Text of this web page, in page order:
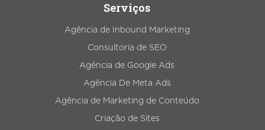
Serviços
Agência de Inbound Marketing
Consultoria de SEO
Agência de Google Ads
Agência De Meta Ads
Agência de Marketing de Conteúdo
Criação de Sites